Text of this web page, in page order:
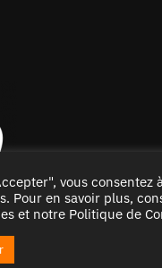
– Accessoiresmoto –
vous consentez
Pour en savoir plus,
et notre Politique de